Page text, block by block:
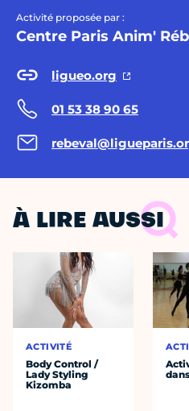
Activité proposée par :
Centre Paris Anim'
ligueo.org
01 53 38 90 65
À LIRE AUSSI
ACTIVITÉ
Body Control /
Lady Styling
Kizomba